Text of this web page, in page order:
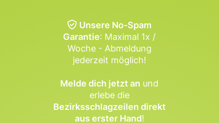
Unsere No-Spam
Garantie: Maximal 1x /
Woche - Abmeldung
jederzeit möglich!
Melde dich jetzt an und
erlebe die
Bezirksschlagzeilen direkt
aus erster Hand!